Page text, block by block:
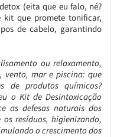
(eita que eu falo, né?
kit que promete tonificar,
de cabelo, garantindo
ou relaxamento,
vento, mar e piscina: que
de produtos químicos?
o Kit de Desintoxicação
as defesas naturais dos
resíduos, higienizando,
o crescimento dos